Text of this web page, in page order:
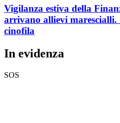
Vigilanza estiva della
arrivano allievi marescialli.
cinofila
In evidenza
SOS